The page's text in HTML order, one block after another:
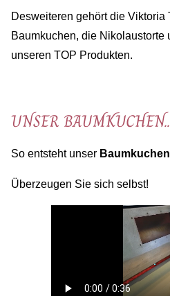
Desweiteren gehört die Viktoria
Baumkuchen, die Nikolaustorte
unseren TOP Produkten.
UNSER
So entsteht unser Baumkuchen
Überzeugen Sie sich selbst!